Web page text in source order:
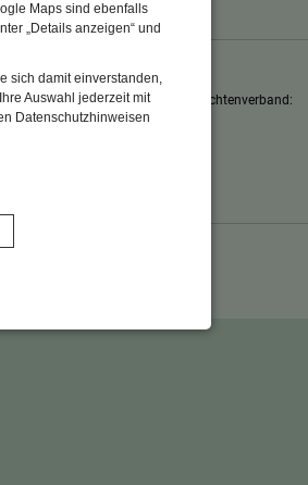
Maps sind ebenfalls
„Details anzeigen“ und
sich damit einverstanden,
Auswahl jederzeit mit
Datenschutzhinweisen
Anmeldung für Führung unter:
Geschäftsstelle Bayerischer Trachtenverband:
08741/ 94977-110